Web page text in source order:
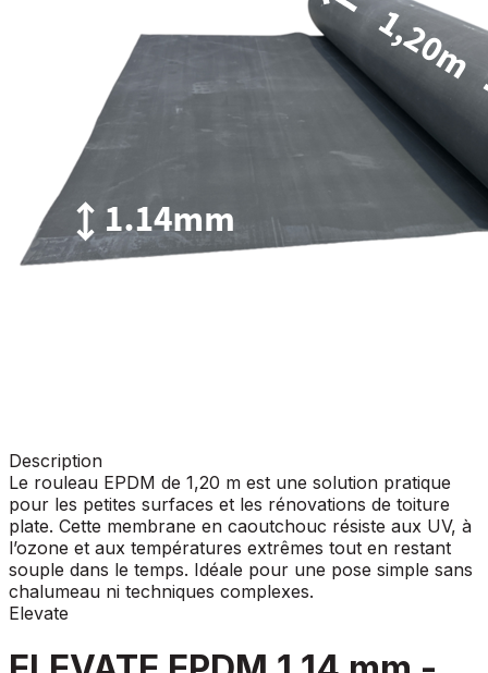
Description
Le rouleau EPDM de 1,20 m est une solution pratique
pour les petites surfaces et les rénovations de toiture
plate. Cette membrane en caoutchouc résiste aux UV, à
l’ozone et aux températures extrêmes tout en restant
souple dans le temps. Idéale pour une pose simple sans
chalumeau ni techniques complexes.
Elevate